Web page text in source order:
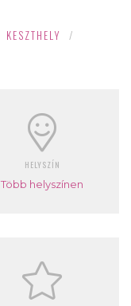
KESZTHELY
/
HELYSZÍN
Több helyszínen